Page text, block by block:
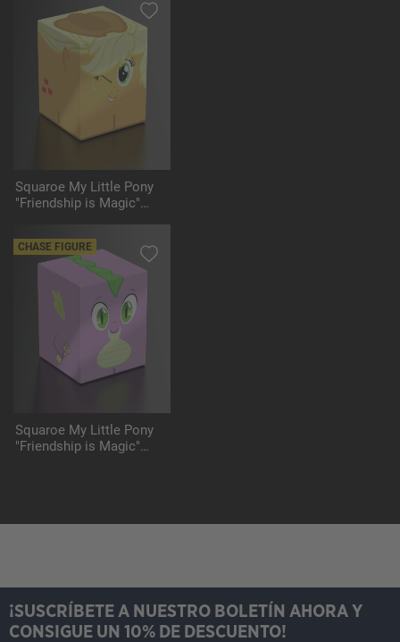
Squaroe My Little Pony
"Friendship is Magic"
CHASE FIGURE
Squaroe My Little Pony
"Friendship is Magic"
¡SUSCRÍBETE A NUESTRO BOLETÍN AHORA Y
CONSIGUE UN 10% DE DESCUENTO!